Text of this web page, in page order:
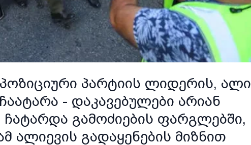
პარტიის ლიდერის, ალი
- დაკავებულები არიან
გამოძიების ფარგლებში,
გადაყენების მიზნით